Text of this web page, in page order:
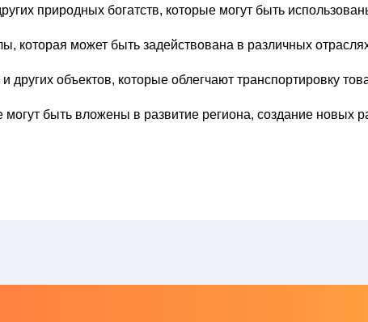
природных богатств, которые могут быть
которая может быть задействована в различных
других объектов, которые облегчают транспортировку
быть вложены в развитие региона, создание новых